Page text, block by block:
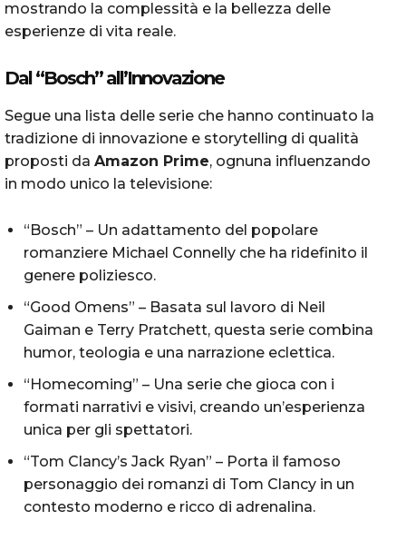
mostrando la complessità e la bellezza delle
esperienze di vita reale.
Dal “Bosch” all’Innovazione
Segue una lista delle serie che hanno continuato la
tradizione di innovazione e storytelling di qualità
proposti da Amazon Prime, ognuna influenzando
in modo unico la televisione:
“Bosch” – Un adattamento del popolare
romanziere Michael Connelly che ha ridefinito il
genere poliziesco.
“Good Omens” – Basata sul lavoro di Neil
Gaiman e Terry Pratchett, questa serie combina
humor, teologia e una narrazione eclettica.
“Homecoming” – Una serie che gioca con i
formati narrativi e visivi, creando un’esperienza
unica per gli spettatori.
“Tom Clancy’s Jack Ryan” – Porta il famoso
personaggio dei romanzi di Tom Clancy in un
contesto moderno e ricco di adrenalina.